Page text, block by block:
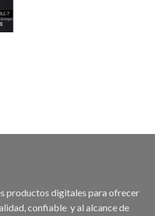
productos digitales para ofrecer
confiable y al alcance de